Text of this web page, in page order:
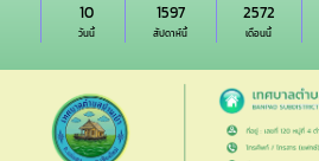
วันนี้
10
สัปดาห์นี้
1597
เดือนนี้
2572